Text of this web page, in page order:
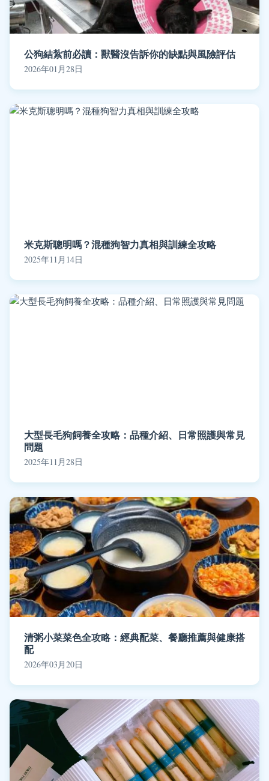
公狗結紮前必讀：獸醫沒告訴你的缺點與風險評估
2026年01月28日
米克斯聰明嗎？混種狗智力真相與訓練全攻略
2025年11月14日
大型長毛狗飼養全攻略：品種介紹、日常照護與常見
問題
2025年11月28日
清粥小菜菜色全攻略：經典配菜、餐廳推薦與健康搭
配
2026年03月20日